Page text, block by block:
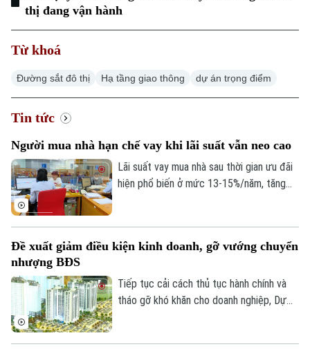
thị đang vận hành
Từ khoá
Đường sắt đô thị Hạ tầng giao thông dự án trọng điểm
Tin tức
Người mua nhà hạn chế vay khi lãi suất vẫn neo cao
Lãi suất vay mua nhà sau thời gian ưu đãi
hiện phổ biến ở mức 13-15%/năm, tăng
hơn khi sử dụng đòn bẩy tài chính.
Đề xuất giảm điều kiện kinh doanh, gỡ vướng chuyển
nhượng BĐS
Tiếp tục cải cách thủ tục hành chính và
tháo gỡ khó khăn cho doanh nghiệp, Dự